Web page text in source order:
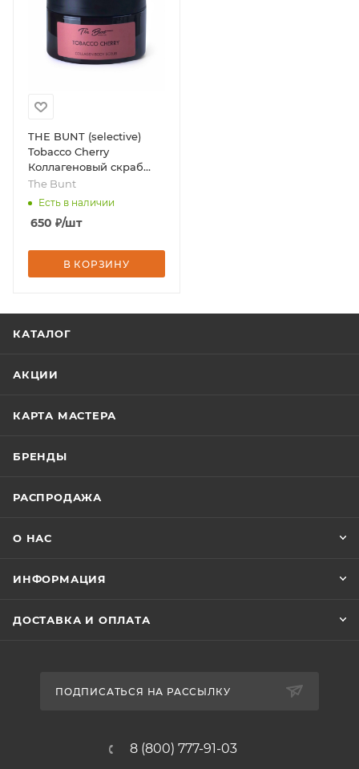
THE BUNT (selective)
Tobacco Cherry
Коллагеновый скраб
для тела, 250 мл, бренд
- The Bunt
The Bunt
Есть в наличии
650 ₽/шт
В КОРЗИНУ
КАТАЛОГ
АКЦИИ
КАРТА МАСТЕРА
БРЕНДЫ
РАСПРОДАЖА
О НАС
ИНФОРМАЦИЯ
ДОСТАВКА И ОПЛАТА
ПОДПИСАТЬСЯ НА РАССЫЛКУ
8 (800) 777-91-03